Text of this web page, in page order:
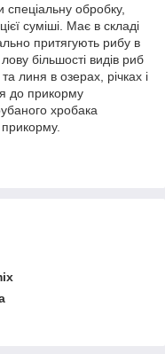
спеціальну обробку,
суміші. Має в складі
притягують рибу в
більшості видів риб
линя в озерах, річках і
до прикорму
хробака